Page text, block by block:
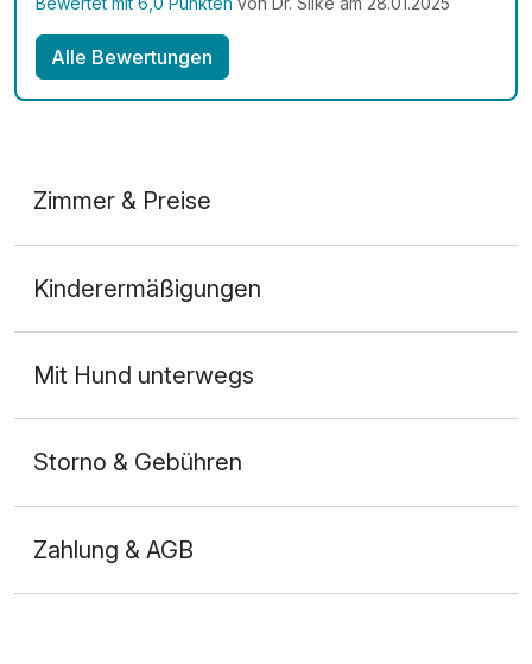
Alle Bewertungen
Zimmer & Preise
2 Erwachsene und 1 Kind
Kinderermäßigungen
Mit Hund unterwegs
Storno & Gebühren
Zahlung & AGB